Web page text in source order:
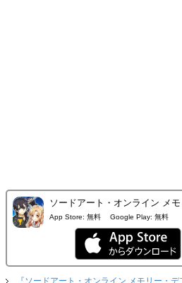
ソードアート・オンライン メ
App Store: 無料 Google Play: 無料
『ソードアート・オンライン メモリー・